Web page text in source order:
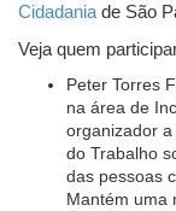
Cidadania de São
Veja quem
Peter Torres
na área de
organizador
do Trabalho
das pessoas
Mantém uma